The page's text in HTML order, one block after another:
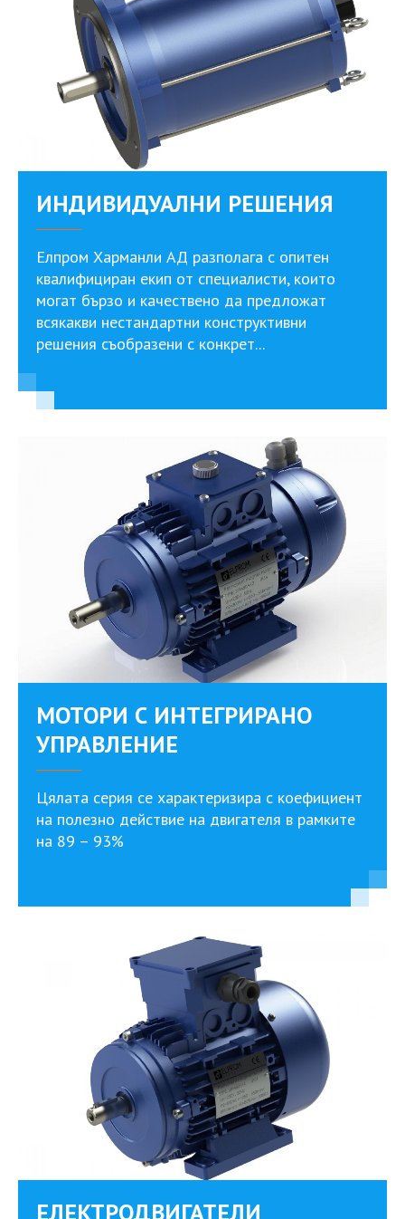
ИНДИВИДУАЛНИ РЕШЕНИЯ
Елпром Харманли АД разполага с опитен
квалифициран екип от специалисти, които
могат бързо и качествено да предложат
всякакви нестандартни конструктивни
решения съобразени с конкрет...
МОТОРИ С ИНТЕГРИРАНО
УПРАВЛЕНИЕ
Цялата серия се характеризира с коефициент
на полезно действие на двигателя в рамките
на 89 – 93%
ЕЛЕКТРОДВИГАТЕЛИ